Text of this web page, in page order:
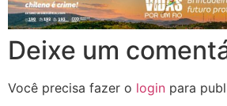
Deixe um
Você precisa fazer o login para